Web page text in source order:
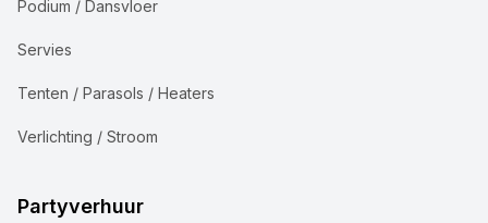
Podium / Dansvloer
Servies
Tenten / Parasols / Heaters
Verlichting / Stroom
Partyverhuur